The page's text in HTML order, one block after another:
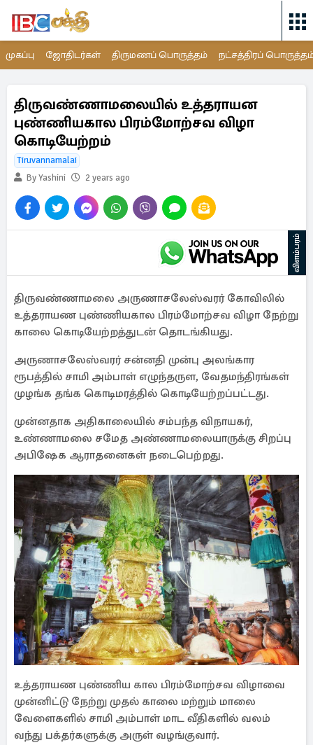
முகப்பு ஜோதிடர்கள் திருமணப் பொருத்தம் நட்சத்திரப்
திருவண்ணாமலையில் உத்தராயன
புண்ணியகால பிரம்மோற்சவ விழா
கொடியேற்றம்
Tiruvannamalai
By Yashini
2 years ago
விளம்பரம்
திருவண்ணாமலை அருணாசலேஸ்வரர் கோவிலில்
உத்தராயண புண்ணியகால பிரம்மோற்சவ விழா நேற்று
காலை கொடியேற்றத்துடன் தொடங்கியது.
அருணாசலேஸ்வரர் சன்னதி முன்பு அலங்கார
ரூபத்தில் சாமி அம்பாள் எழுந்தருள, வேதமந்திரங்கள்
முழங்க தங்க கொடிமரத்தில் கொடியேற்றப்பட்டது.
முன்னதாக அதிகாலையில் சம்பந்த விநாயகர்,
உண்ணாமலை சமேத அண்ணாமலையாருக்கு சிறப்பு
அபிஷேக ஆராதனைகள் நடைபெற்றது.
உத்தராயண புண்ணிய கால பிரம்மோற்சவ விழாவை
முன்னிட்டு நேற்று முதல் காலை மற்றும் மாலை
வேளைகளில் சாமி அம்பாள் மாட வீதிகளில் வலம்
வந்து பக்தர்களுக்கு அருள் வழங்குவார்.